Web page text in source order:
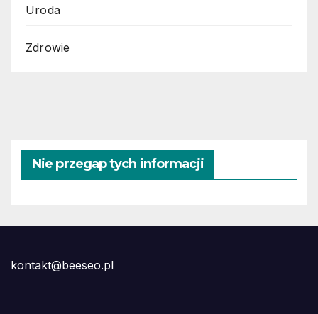
Uroda
Zdrowie
Nie przegap tych informacji
kontakt@beeseo.pl